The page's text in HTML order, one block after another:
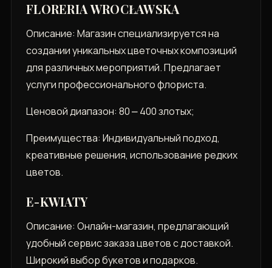
FLORERIA WROCŁAWSKA
Описание: Магазин специализируется на
создании уникальных цветочных композиций
для различных мероприятий. Предлагает
услуги профессионального флориста.
Ценовой диапазон: 80 ⎼ 400 злотых;
Преимущества: Индивидуальный подход,
креативные решения, использование редких
цветов.
E-KWIATY
Описание: Онлайн-магазин, предлагающий
удобный сервис заказа цветов с доставкой.
Широкий выбор букетов и подарков.